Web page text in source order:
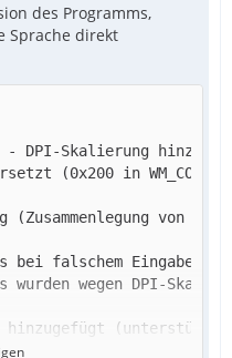
des Programms,
Sprache direkt